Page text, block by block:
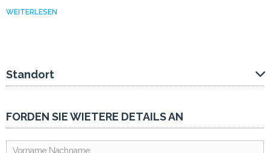
WEITERLESEN
Standort
FORDEN SIE WIETERE DETAILS AN